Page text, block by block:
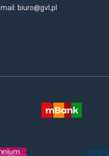
mail: biuro@gvl.pl